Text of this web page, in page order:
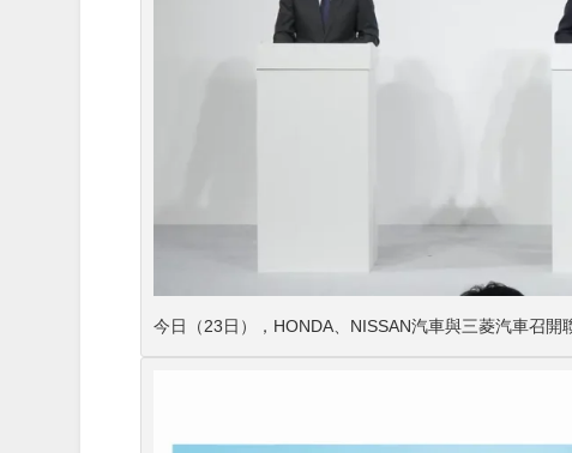
今日（23日），HONDA、NISSAN汽車與三菱汽車召開